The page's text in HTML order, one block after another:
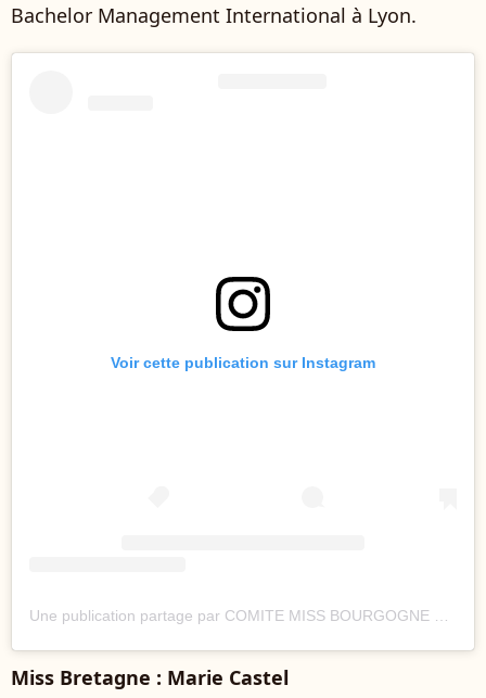
Bachelor Management International à Lyon.
Voir cette publication sur Instagram
Miss Bretagne : Marie Castel